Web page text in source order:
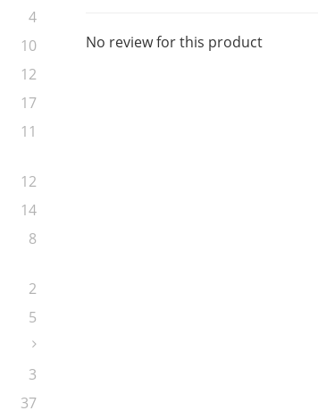
4
10
12
17
11
12
14
8
2
5
3
37
No review for this product